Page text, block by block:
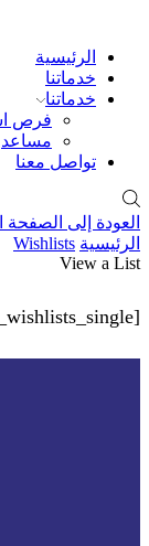
الرئيسية
خدماتنا
خدماتنا
فرص
مساعد
تواصل معنا
العودة إلى الصفحة
الرئيسية Wishlists
View a List
[wc_wishlists_single ]